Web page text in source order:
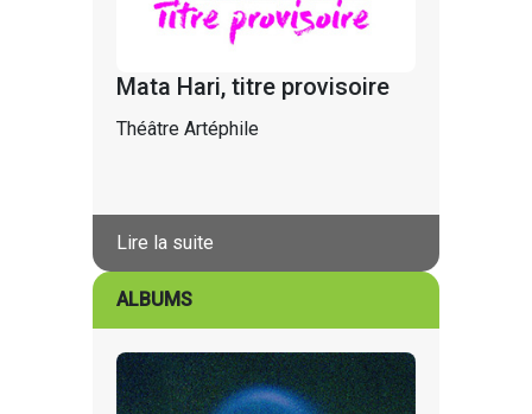
Mata Hari, titre provisoire
Théâtre Artéphile
Lire la suite
ALBUMS